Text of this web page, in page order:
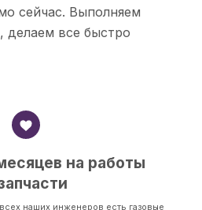
сейчас. Выполняем
делаем все быстро
на работы
наших инженеров есть газовые